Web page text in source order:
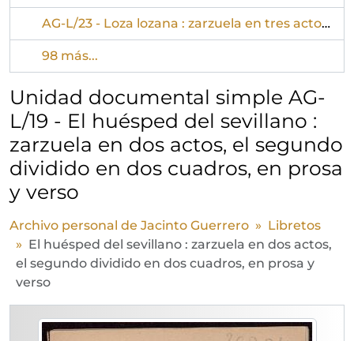
AG-L/23 - Loza lozana : zarzuela en tres actos y cinco cuadros, en verso
98 más...
Unidad documental simple AG-
L/19 - El huésped del sevillano :
zarzuela en dos actos, el segundo
dividido en dos cuadros, en prosa
y verso
Archivo personal de Jacinto Guerrero
Libretos
El huésped del sevillano : zarzuela en dos actos,
el segundo dividido en dos cuadros, en prosa y
verso